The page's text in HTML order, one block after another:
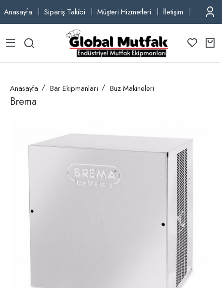
Anasayfa Sipariş Takibi Müşteri Hizmetleri İletişim TEL:
Anasayfa Bar Ekipmanları Buz Makineleri
Brema